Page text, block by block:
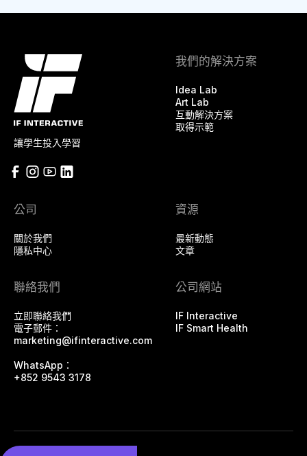
讓學生投入學習
我們的解決方案
Idea Lab
Art Lab
互動解決方案
取得示範
公司
關於我們
隱私中心
資源
最新動態
文章
聯絡我們
立即聯絡我們
電子郵件：
marketing@ifinteractive.com
WhatsApp：
+852 9543 3178
公司網站
IF Interactive
IF Smart Health